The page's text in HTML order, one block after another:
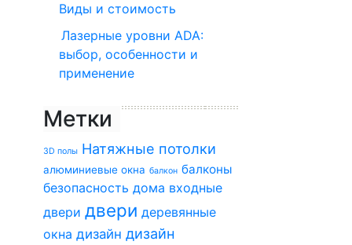
Виды и стоимость
Лазерные уровни ADA:
выбор, особенности и
применение
Метки
3D полы Натяжные потолки
алюминиевые окна балкон балконы
безопасность дома входные
двери двери деревянные
окна дизайн дизайн